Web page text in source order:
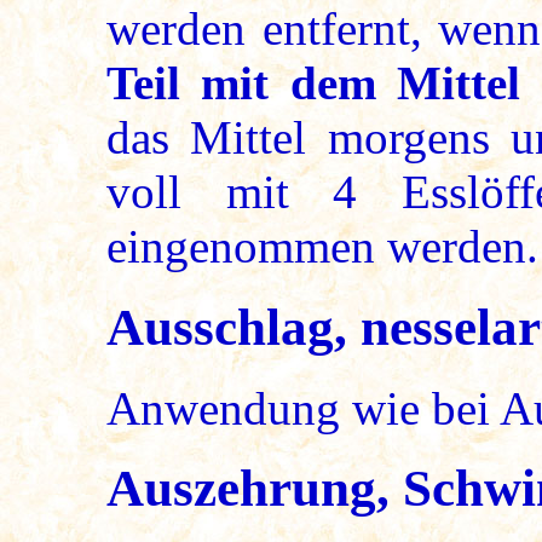
werden entfernt,
Teil mit dem Mittel
das Mittel morgens
voll mit 4
eingenommen werden.
Ausschlag,
Anwendung wie bei
Auszehrung,